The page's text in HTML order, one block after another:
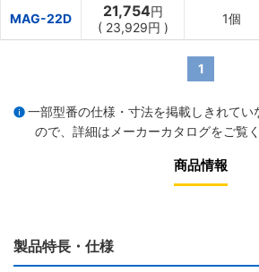
MAG-22D 21,754円
( 23,929円 )
1個
1
一部型番の仕様・寸法を掲載しきれてい
ので、詳細は メーカーカタログをご覧
商品情報
製品特長・仕様